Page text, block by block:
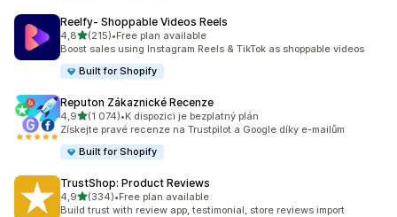
Reelfy‑ Shoppable Videos Reels
4,8z 5 hvězd
(215)
Celkový počet recenzí: 215
•Free plan available
Boost sales using Instagram Reels & TikTok as shoppable videos
Built for Shopify
Reputon Zákaznické Recenze
4,9z 5 hvězd
(1 074)
Celkový počet recenzí: 1074
•K dispozici je bezplatný plán
Získejte pravé recenze na Trustpilot a Google díky e-mailům
Built for Shopify
TrustShop: Product Reviews
4,9z 5 hvězd
(334)
Celkový počet recenzí: 334
•Free plan available
Build trust with review app, testimonial, store reviews import